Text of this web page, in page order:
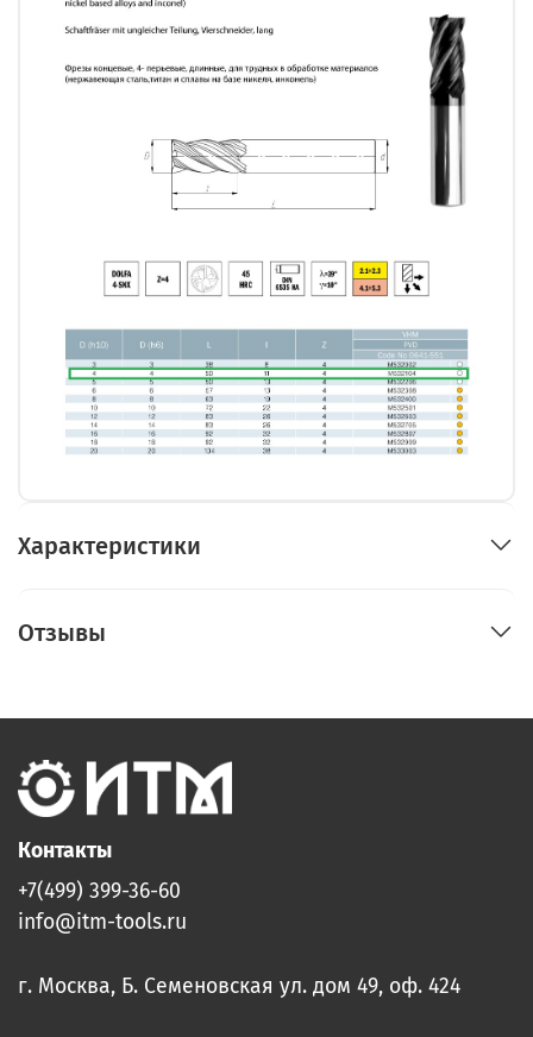
Характеристики
Отзывы
Контакты
+7(499) 399-36-60
info@itm-tools.ru
г. Москва, Б. Семеновская ул. дом 49, оф. 424